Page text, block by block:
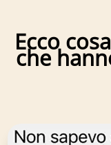
Ecco
che